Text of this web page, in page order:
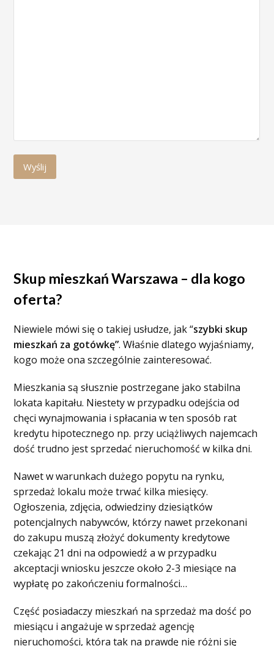
Skup mieszkań Warszawa – dla kogo
oferta?
Niewiele mówi się o takiej usłudze, jak “szybki skup
mieszkań za gotówkę”. Właśnie dlatego wyjaśniamy,
kogo może ona szczególnie zainteresować.
Mieszkania są słusznie postrzegane jako stabilna
lokata kapitału. Niestety w przypadku odejścia od
chęci wynajmowania i spłacania w ten sposób rat
kredytu hipotecznego np. przy uciążliwych najemcach
dość trudno jest sprzedać nieruchomość w kilka dni.
Nawet w warunkach dużego popytu na rynku,
sprzedaż lokalu może trwać kilka miesięcy.
Ogłoszenia, zdjęcia, odwiedziny dziesiątków
potencjalnych nabywców, którzy nawet przekonani
do zakupu muszą złożyć dokumenty kredytowe
czekając 21 dni na odpowiedź a w przypadku
akceptacji wniosku jeszcze około 2-3 miesiące na
wypłatę po zakończeniu formalności…
Część posiadaczy mieszkań na sprzedaż ma dość po
miesiącu i angażuje w sprzedaż agencję
nieruchomości, która tak na prawdę nie różni się